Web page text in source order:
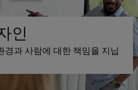
인
경과 사람에 대한 책임을 지닙